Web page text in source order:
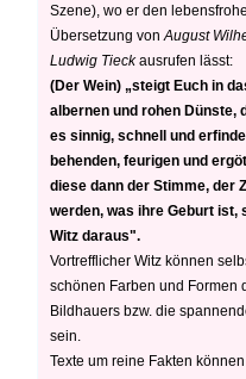
Szene), wo er den
Übersetzung von August
Ludwig Tieckausrufen lässt:
(Der Wein) „steigt Euch in
albernen und rohen Dünste,
es sinnig, schnell und
behenden, feurigen und
diese dann der Stimme, der
werden, was ihre Geburt
Witz daraus".
Vortrefflicher Witz können
schönen Farben und Formen
Bildhauers bzw. die
sein.
Texte um reine Fakten